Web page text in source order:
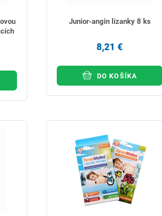
Junior-angin lízanky 8 ks
8,21 €
DO KOŠÍKA